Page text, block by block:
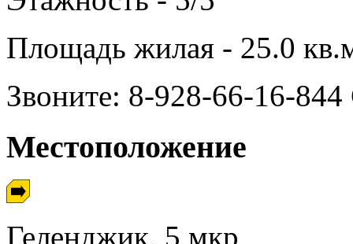
Площадь жилая - 25.0
Звоните: 8-928-66-16-
Местоположение
Геленджик, 5 мкр